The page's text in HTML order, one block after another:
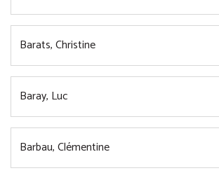
Barats, Christine
Baray, Luc
Barbau, Clémentine